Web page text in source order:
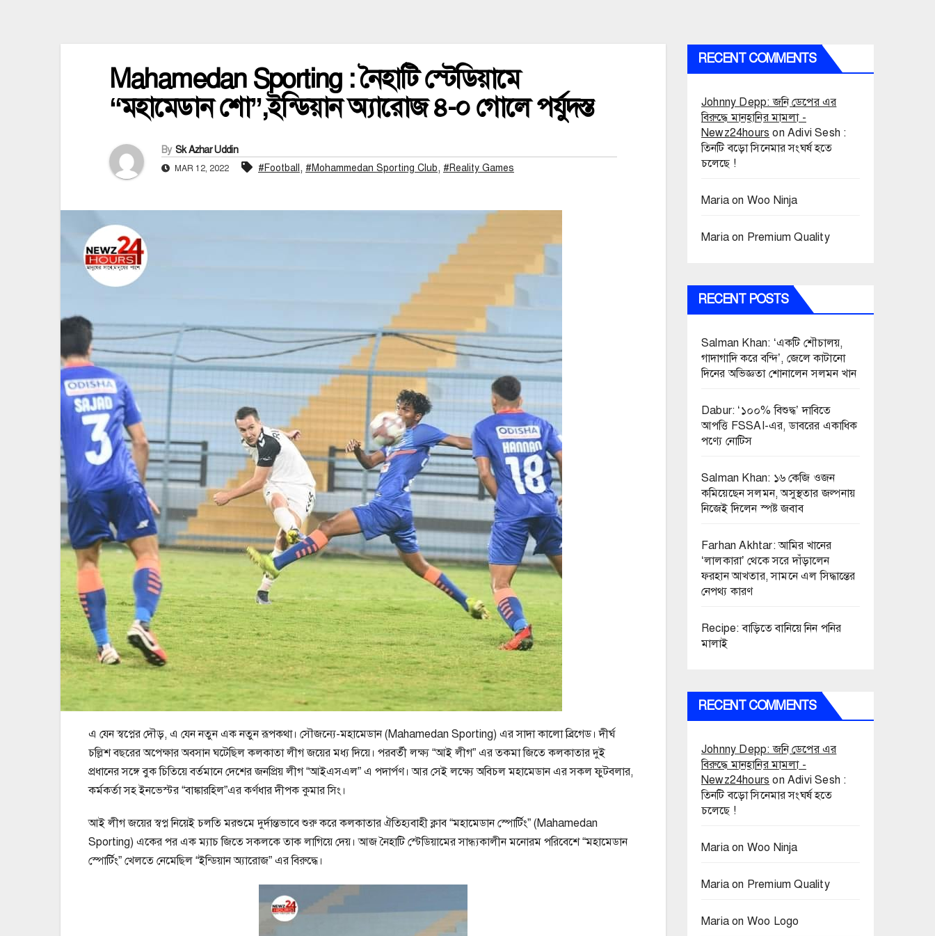
Mahamedan Sporting : নৈহাটি স্টেডিয়ামে
“মহামেডান শো”,ইন্ডিয়ান অ্যারোজ ৪-০ গোলে পর্যুদস্ত
By Sk Azhar Uddin
MAR 12, 2022 #Football , #Mohammedan Sporting Club, #Reality Games
এ যেন স্বপ্নের দৌড়, এ যেন নতুন এক নতুন রূপকথা। সৌজন্যে-মহামেডান (Mahamedan Sporting) এর সাদা কালো ব্রিগেড। দীর্ঘ
চল্লিশ বছরের অপেক্ষার অবসান ঘটেছিল কলকাতা লীগ জয়ের মধ্য দিয়ে। পরবর্তী লক্ষ্য “আই লীগ” এর তকমা জিতে কলকাতার দুই
প্রধানের সঙ্গে বুক চিতিয়ে বর্তমানে দেশের জনপ্রিয় লীগ “আইএসএল” এ পদার্পণ। আর সেই লক্ষ্যে অবিচল মহামেডান এর সকল ফুটবলার,
কর্মকর্তা সহ ইনভেস্টর “বাঙ্কারহিল”এর কর্ণধার দীপক কুমার সিং।
আই লীগ জয়ের স্বপ্ন নিয়েই চলতি মরশুমে দুর্দান্তভাবে শুরু করে কলকাতার ঐতিহ্যবাহী ক্লাব “মহামেডান স্পোর্টিং” (Mahamedan
Sporting) একের পর এক ম্যাচ জিতে সকলকে তাক লাগিয়ে দেয়। আজ নৈহাটি স্টেডিয়ামের সান্ধ্যকালীন মনোরম পরিবেশে “মহামেডান
স্পোর্টিং” খেলতে নেমেছিল “ইন্ডিয়ান অ্যারোজ” এর বিরুদ্ধে।
RECENT COMMENTS
Johnny Depp: জনি ডেপের এর
বিরুদ্ধে মানহানির মামলা -
Newz24hours onAdivi Sesh :
তিনটি বড়ো সিনেমার সংঘর্ষ হতে
চলেছে !
Maria on Woo Ninja
Maria on Premium Quality
RECENT POSTS
Salman Khan: ‘একটি শৌচালয়,
গাদাগাদি করে বন্দি’, জেলে কাটানো
দিনের অভিজ্ঞতা শোনালেন সলমন খান
Dabur: ‘১০০% বিশুদ্ধ’ দাবিতে
আপত্তি FSSAI-এর, ডাবরের একাধিক
পণ্যে নোটিস
Salman Khan: ১৬ কেজি ওজন
কমিয়েছেন সলমন, অসুস্থতার জল্পনায়
নিজেই দিলেন স্পষ্ট জবাব
Farhan Akhtar: আমির খানের
‘লালকারা’ থেকে সরে দাঁড়ালেন
ফরহান আখতার, সামনে এল সিদ্ধান্তের
নেপথ্য কারণ
Recipe: বাড়িতে বানিয়ে নিন পনির
মালাই
RECENT COMMENTS
Johnny Depp: জনি ডেপের এর
বিরুদ্ধে মানহানির মামলা -
Newz24hours onAdivi Sesh :
তিনটি বড়ো সিনেমার সংঘর্ষ হতে
চলেছে !
Maria on Woo Ninja
Maria on Premium Quality
Maria on Woo Logo